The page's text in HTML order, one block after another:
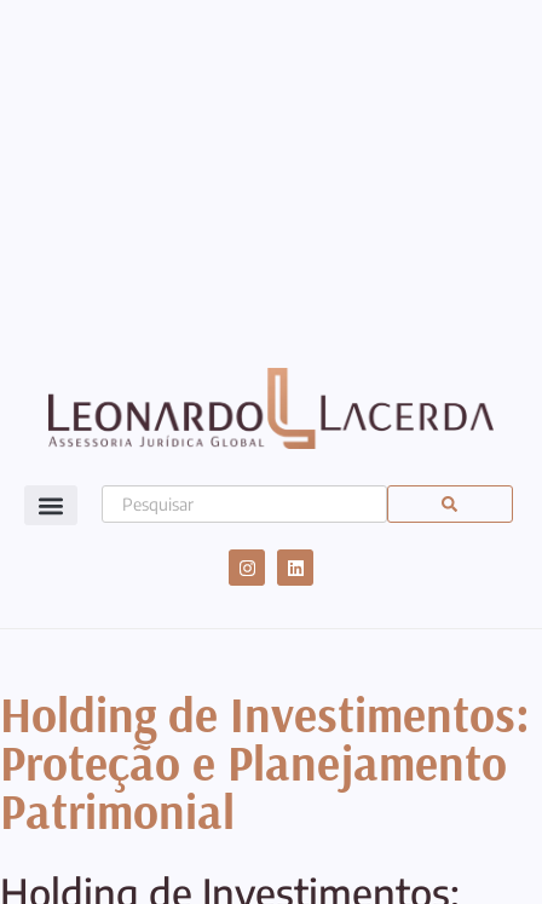
Holding de Investimentos:
Proteção e Planejamento
Patrimonial
Holding de Investimentos: